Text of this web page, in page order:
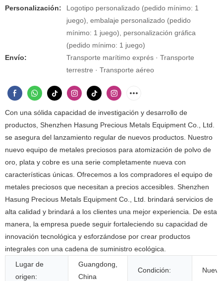
Personalización:
Logotipo personalizado (pedido mínimo: 1
juego), embalaje personalizado (pedido
mínimo: 1 juego), personalización gráfica
(pedido mínimo: 1 juego)
Envío:
Transporte marítimo exprés · Transporte
terrestre · Transporte aéreo
Con una sólida capacidad de investigación y desarrollo de
productos, Shenzhen Hasung Precious Metals Equipment Co., Ltd.
se asegura del lanzamiento regular de nuevos productos. Nuestro
nuevo equipo de metales preciosos para atomización de polvo de
oro, plata y cobre es una serie completamente nueva con
características únicas. Ofrecemos a los compradores el equipo de
metales preciosos que necesitan a precios accesibles. Shenzhen
Hasung Precious Metals Equipment Co., Ltd. brindará servicios de
alta calidad y brindará a los clientes una mejor experiencia. De esta
manera, la empresa puede seguir fortaleciendo su capacidad de
innovación tecnológica y esforzándose por crear productos
integrales con una cadena de suministro ecológica.
Lugar de
origen:
Guangdong,
China
Condición: Nuevo